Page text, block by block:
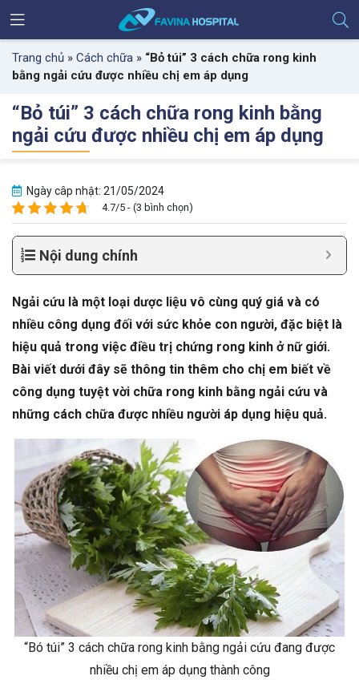
Trang chủ » Cách chữa » “Bỏ túi” 3 cách chữa rong kinh
bằng ngải cứu được nhiều chị em áp dụng
“Bỏ túi” 3 cách chữa rong kinh bằng
ngải cứu được nhiều chị em áp dụng
Ngày câp nhật: 21/05/2024
4.7/5 - (3 bình chọn)
Nội dung chính
Ngải cứu là một loại dược liệu vô cùng quý giá và có
nhiều công dụng đối với sức khỏe con người, đặc biệt là
hiệu quả trong việc điều trị chứng rong kinh ở nữ giới.
Bài viết dưới đây sẽ thông tin thêm cho chị em biết về
công dụng tuyệt vời chữa rong kinh bằng ngải cứu và
những cách chữa được nhiều người áp dụng hiệu quả.
“Bó túi” 3 cách chữa rong kinh bằng ngải cứu đang được
nhiều chị em áp dụng thành công